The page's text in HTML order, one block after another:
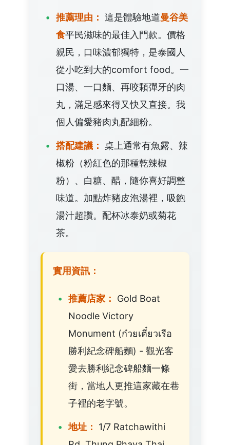
推薦理由： 這是體驗地道曼谷美
食平民滋味的最佳入門款。價格
親民，口味濃郁獨特，是泰國人
從小吃到大的comfort food。一
口湯、一口麵、再咬顆彈牙的肉
丸，滿足感來得又快又直接。我
個人偏愛豬肉丸配細粉。
搭配建議： 桌上通常有魚露、辣
椒粉（粉紅色的那種乾辣椒
粉）、白糖、醋，隨你喜好調整
味道。加點炸豬皮泡湯裡，吸飽
湯汁超讚。配杯冰泰奶或菊花
茶。
實用資訊：
推薦店家：
Gold Boat
Noodle Victory
Monument (ก๋วยเตี๋ยวเรือ
勝利紀念碑船麵) - 觀光客
愛去勝利紀念碑船麵一條
街，當地人更推這家藏在巷
子裡的老字號。
地址：
1/7 Ratchawithi